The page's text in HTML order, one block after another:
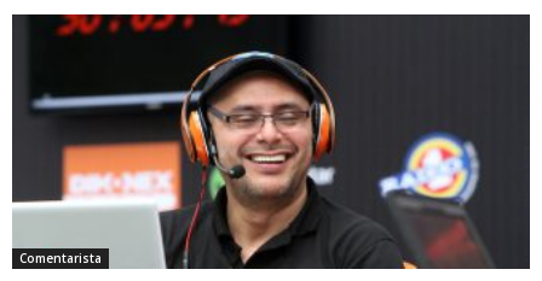
Comentarista